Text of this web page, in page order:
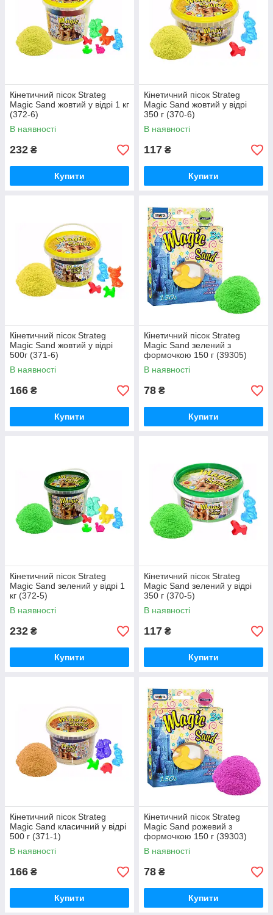
Кінетичний пісок Strateg
Magic Sand жовтий у відрі 1 кг
(372-6)
В наявності
232 ₴
Купити
Кінетичний пісок Strateg
Magic Sand жовтий у відрі
350 г (370-6)
В наявності
117 ₴
Купити
Кінетичний пісок Strateg
Magic Sand жовтий у відрі
500г (371-6)
В наявності
166 ₴
Купити
Кінетичний пісок Strateg
Magic Sand зелений з
формочкою 150 г (39305)
В наявності
78 ₴
Купити
Кінетичний пісок Strateg
Magic Sand зелений у відрі 1
кг (372-5)
В наявності
232 ₴
Купити
Кінетичний пісок Strateg
Magic Sand зелений у відрі
350 г (370-5)
В наявності
117 ₴
Купити
Кінетичний пісок Strateg
Magic Sand класичний у відрі
500 г (371-1)
В наявності
166 ₴
Купити
Кінетичний пісок Strateg
Magic Sand рожевий з
формочкою 150 г (39303)
В наявності
78 ₴
Купити